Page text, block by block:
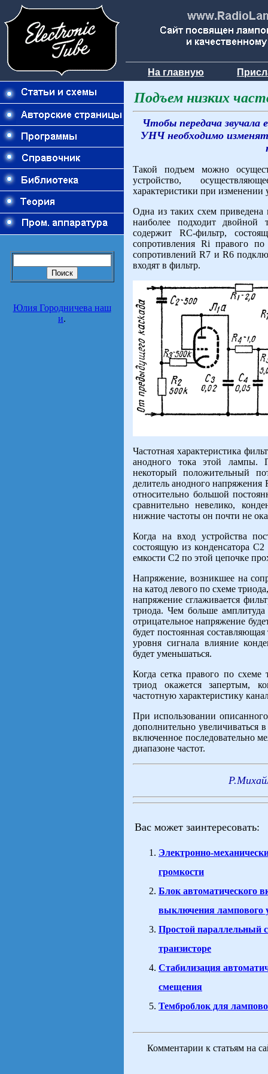
На главную
Юлия Городничева наш
и.
Подъем низких
Чтобы передача
УНЧ необходимо
Такой подъем можно
устройство,
характеристики при изменении
Одна из таких схем приведена
наиболее подходит
содержит RC-фильтр,
сопротивления Ri правого
сопротивлений R7 и R6
входят в фильтр.
Частотная характеристика
анодного тока этой лампы.
некоторый положительный
делитель анодного напряжения
относительно большой
сравнительно невелико,
нижние частоты он почти не
Когда на вход устройства
состоящую из конденсатора
емкости С2 по этой цепочке
Напряжение, возникшее на
на катод левого по схеме
напряжение сглаживается
триода. Чем больше
отрицательное напряжение
будет постоянная
уровня сигнала влияние
будет уменьшаться.
Когда сетка правого по схеме
триод окажется запертым,
частотную характеристику
При использовании
дополнительно увеличиваться
включенное последовательно
диапазоне частот.
Вас может заинтересовать:
Электронно-
громкости
Блок автоматического
выключения лампового
Простой параллельный
транзисторе
Стабилизация
смещения
Темброблок для
Комментарии к статьям на